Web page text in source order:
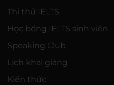
Thi thử IELTS
Học bổng IELTS sinh viên
Speaking Club
Lịch khai giảng
Kiến thức